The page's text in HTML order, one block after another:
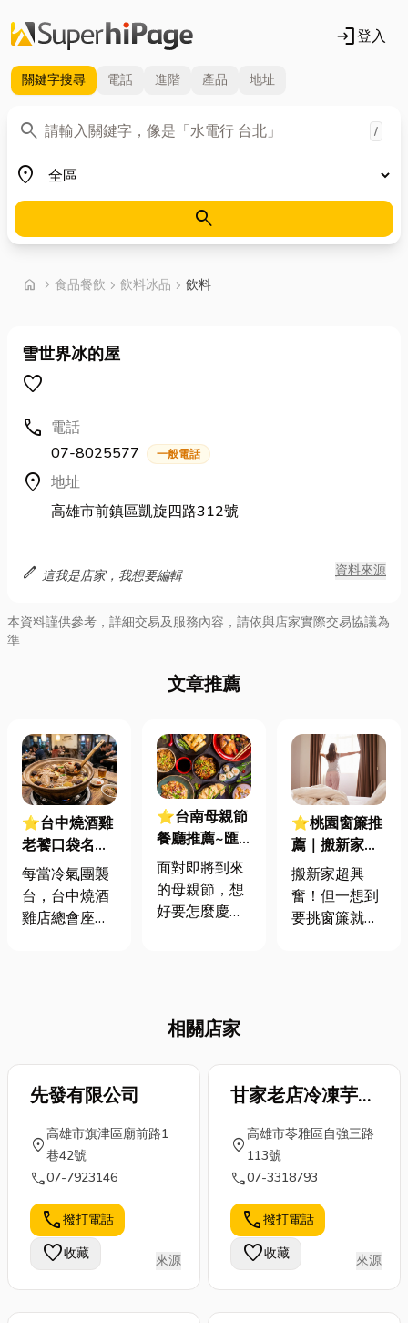
login登入
關鍵字搜尋 電話 進階 產品 地址
search
關鍵字 /
place
地區
search
home chevron_right 首頁
食品餐飲 chevron_right 飲料冰品 chevron_right 飲料
雪世界冰的屋
favorite
call 電話
07-8025577
一般電話
location_on 地址
高雄市前鎮區凱旋四路312號
edit 這我是店家，我想要編輯 資料來源
本資料謹供參考，詳細交易及服務內容，請依與店家實際交易協議為
準
文章推薦
⭐台中燒酒雞
老饕口袋名單
來囉！一篇教
你全酒、半酒
燒酒雞差別在
每當冷氣團襲
台，台中燒酒
雞店總會座無
嗎？」、「吃
完後上路會不
酒駕問
題？」，那本
文將深度解析
燒酒雞功效與
吃燒酒雞禁
忌，並拆解大
家最關心的燒
酒雞麻油雞差
別，文末更會
⭐台南母親節
餐廳推薦~匯
整15間米其林
必比登推薦的
台南合菜餐
面對即將到來
的母親節，想
好要怎麼慶祝
是共渡佳節的
重要元素！米
其林指南已有
史，積累了豐
富的評鑑經驗
和資料庫。他
們的評鑑標準
期的實踐和不
斷的改進，因
此其評鑑結果
具有相當的客
⭐桃園窗簾推
薦｜搬新家必
看！窗簾達人
帶你挑選最適
合的臥室窗
搬新家超興
奮！但一想到
要挑窗簾就頭
房間窗簾顏色
禁忌、臥室窗
置，通通一次
輕鬆打造一個
舒適又美美的
臥室！快來看
看有沒有你喜
歡的風格吧！
桃...
相關店家
先發有限公司
location_on
高雄市旗津區廟前路1
巷42號
call07-7923146
call撥打電話
favorite收藏 來源
甘家老店冷凍芋蓮
子湯
location_on
高雄市苓雅區自強三路
113號
call07-3318793
call撥打電話
favorite收藏 來源